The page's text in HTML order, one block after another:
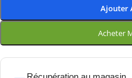
Ajouter
Acheter